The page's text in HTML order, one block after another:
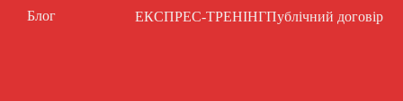
Блог ЕКСПРЕС-ТРЕНІНГПублічний договір